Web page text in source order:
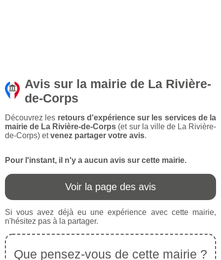
Avis sur la mairie de La Rivière-
de-Corps
Découvrez les retours d'expérience sur les services de la
mairie de La Rivière-de-Corps (et sur la ville de La Rivière-
de-Corps) etvenez partager votre avis.
Pour l'instant, il n'y a aucun avis sur cette mairie.
Voir la page des avis
Si vous avez déjà eu une expérience avec cette mairie,
n'hésitez pas à la partager.
Que pensez-vous de cette mairie ?